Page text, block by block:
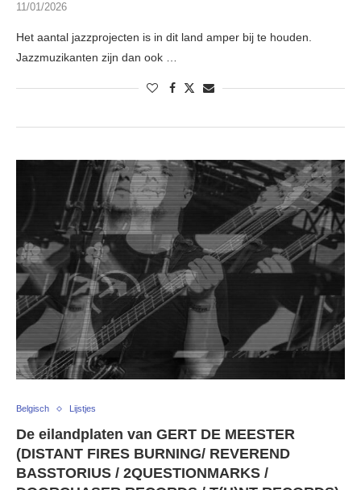
11/01/2026
Het aantal jazzprojecten is in dit land amper bij te houden.
Jazzmuzikanten zijn dan ook …
Belgisch Lijstjes
De eilandplaten van GERT DE MEESTER
(DISTANT FIRES BURNING/ REVEREND
BASSTORIUS / 2QUESTIONMARKS /